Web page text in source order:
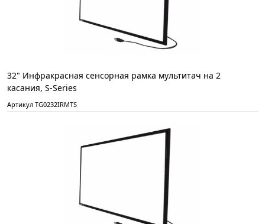
32" Инфракрасная сенсорная рамка мультитач на 2
касания, S-Series
Артикул TG0232IRMTS